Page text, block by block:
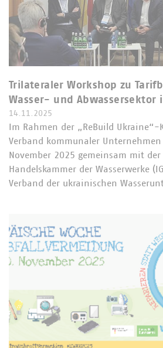
Trilateraler Workshop zu
Wasser- und Abwassersektor
14.11.2025
Im Rahmen der „ReBuild
Verband kommunaler Unternehmen
November 2025 gemeinsam mit der
Handelskammer der Wasserwerke
Verband der ukrainischen